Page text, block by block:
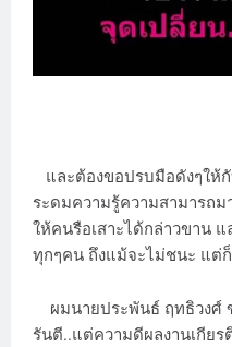
และต้องขอปรบมือดังๆให้กั
ระดมความรู้ความสามารถ
ให้คนรือเสาะได้กล่าวขาน
ทุกๆคน ถึงแม้จะไม่ชนะ แต่
ผมนายประพันธ์ ฤทธิวงศ์
รันตี..แต่ความดีผลงานเกีย